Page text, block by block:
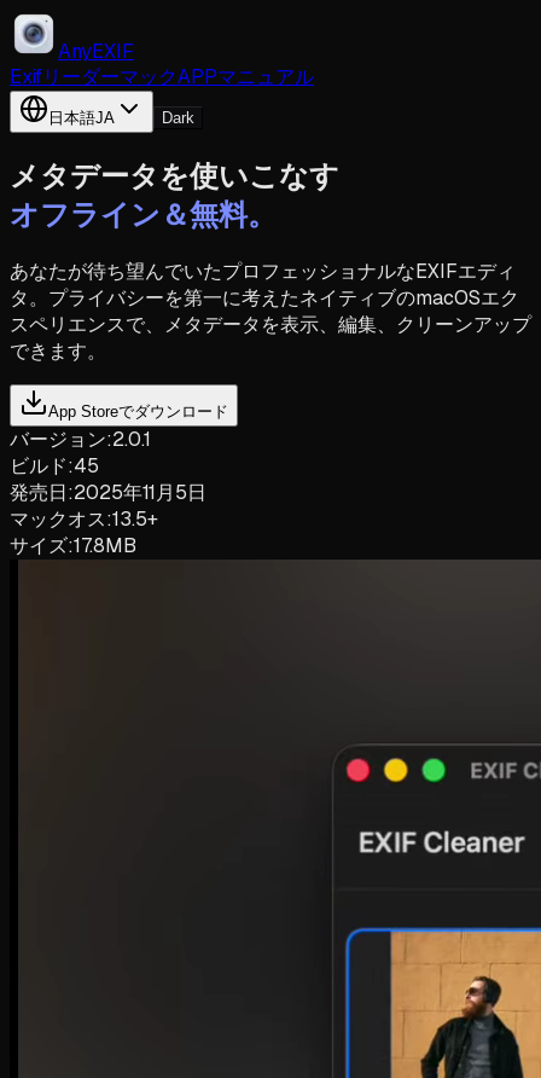
AnyEXIF
ExifリーダーマックAPPマニュアル
日本語JA Dark
メタデータを使いこなす
オフライン＆無料。
あなたが待ち望んでいたプロフェッショナルなEXIFエディ
タ。プライバシーを第一に考えたネイティブのmacOSエク
スペリエンスで、メタデータを表示、編集、クリーンアップ
できます。
App Storeでダウンロード
バージョン:2.0.1
ビルド:45
発売日:2025年11月5日
マックオス:13.5+
サイズ:17.8MB